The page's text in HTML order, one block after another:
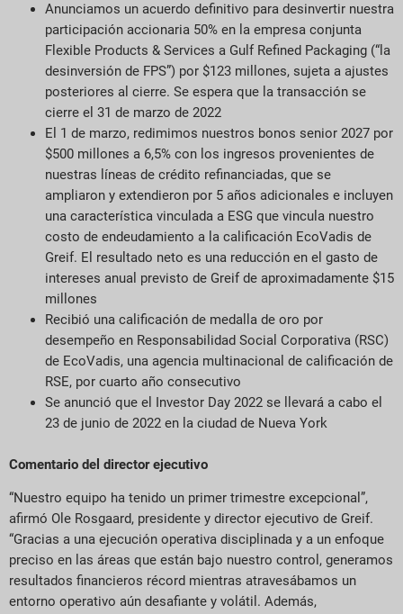
Anunciamos un acuerdo definitivo para desinvertir nuestra
participación accionaria 50% en la empresa conjunta
Flexible Products & Services a Gulf Refined Packaging (“la
desinversión de FPS”) por $123 millones, sujeta a ajustes
posteriores al cierre. Se espera que la transacción se
cierre el 31 de marzo de 2022
El 1 de marzo, redimimos nuestros bonos senior 2027 por
$500 millones a 6,5% con los ingresos provenientes de
nuestras líneas de crédito refinanciadas, que se
ampliaron y extendieron por 5 años adicionales e incluyen
una característica vinculada a ESG que vincula nuestro
costo de endeudamiento a la calificación EcoVadis de
Greif. El resultado neto es una reducción en el gasto de
intereses anual previsto de Greif de aproximadamente $15
millones
Recibió una calificación de medalla de oro por
desempeño en Responsabilidad Social Corporativa (RSC)
de EcoVadis, una agencia multinacional de calificación de
RSE, por cuarto año consecutivo
Se anunció que el Investor Day 2022 se llevará a cabo el
23 de junio de 2022 en la ciudad de Nueva York
Comentario del director ejecutivo
“Nuestro equipo ha tenido un primer trimestre excepcional”,
afirmó Ole Rosgaard, presidente y director ejecutivo de Greif.
“Gracias a una ejecución operativa disciplinada y a un enfoque
preciso en las áreas que están bajo nuestro control, generamos
resultados financieros récord mientras atravesábamos un
entorno operativo aún desafiante y volátil. Además,